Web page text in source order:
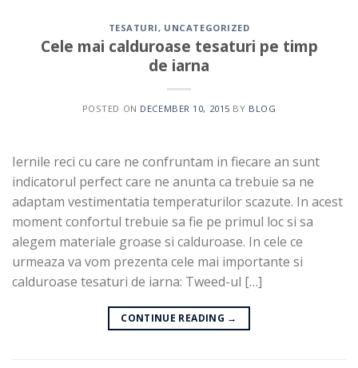
TESATURI, UNCATEGORIZED
Cele mai calduroase tesaturi pe timp
de iarna
POSTED ON DECEMBER 10, 2015 BY BLOG
Iernile reci cu care ne confruntam in fiecare an sunt
indicatorul perfect care ne anunta ca trebuie sa ne
adaptam vestimentatia temperaturilor scazute. In acest
moment confortul trebuie sa fie pe primul loc si sa
alegem materiale groase si calduroase. In cele ce
urmeaza va vom prezenta cele mai importante si
calduroase tesaturi de iarna: Tweed-ul […]
CONTINUE READING →